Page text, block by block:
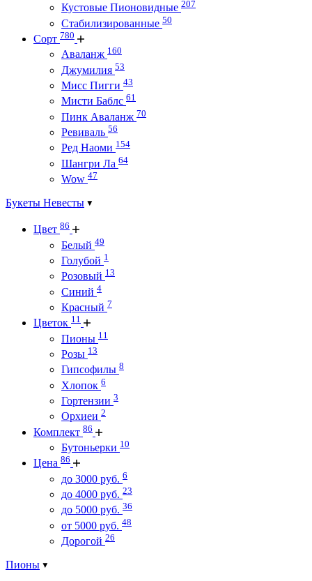
Кустовые Пионовидные 207
Стабилизированные 50
Сорт 780
Аваланж 160
Джумилия 53
Мисс Пигги 43
Мисти Баблс 61
Пинк Аваланж 70
Ревиваль 56
Ред Наоми 154
Шангри Ла 64
Wow 47
Букеты Невесты
Цвет 86
Белый 49
Голубой 1
Розовый 13
Синий 4
Красный 7
Цветок 11
Пионы 11
Розы 13
Гипсофилы 8
Хлопок 6
Гортензии 3
Орхиеи 2
Комплект 86
Бутоньерки 10
Цена 86
до 3000 руб. 6
до 4000 руб. 23
до 5000 руб. 36
от 5000 руб. 48
Дорогой 26
Пионы